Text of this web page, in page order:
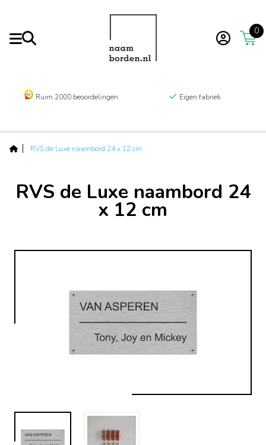
0
Ruim 2000 beoordelingen Eigen fabriek
RVS de Luxe naambord 24 x 12 cm
RVS de Luxe naambord 24
x 12 cm